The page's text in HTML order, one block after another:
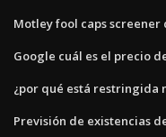
Motley fool caps screener
Google cuál es el precio
¿por qué está restringida
Previsión de existencias